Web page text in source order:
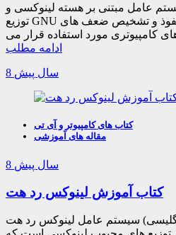
عامل مبتنی بر هسته لینوکسی و
توزیع GNU است که در زمینه تست نفوذ و تشخیص ضعف های
کامپیوتری مورد استفاده قرار می
ادامه مطلب
8 سال پیش
کتاب های کامپیوتر و آی تی
مقاله های آموزشی
8 سال پیش
کتاب آموزش لینوکس رد هت
سیستم عامل لینوکس رد هت (به انگلیسی: Red Hat) یا ترجمه